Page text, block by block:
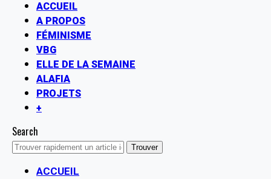
ACCUEIL
A PROPOS
FÉMINISME
VBG
ELLE DE LA SEMAINE
ALAFIA
PROJETS
+
Search
ACCUEIL